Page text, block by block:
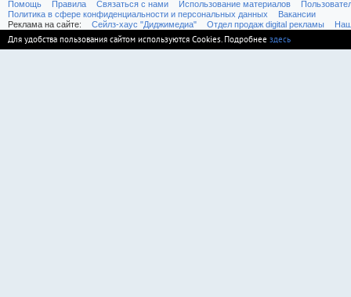
Помощь
Правила Связаться с нами Использование материалов
Политика в сфере конфиденциальности и персональных данных
Вакансии
Реклама на сайте:
Cейлз-хаус "Диджимедиа" Отдел продаж digital рекламы
Для удобства пользования сайтом используются Cookies. Подробнее здесь